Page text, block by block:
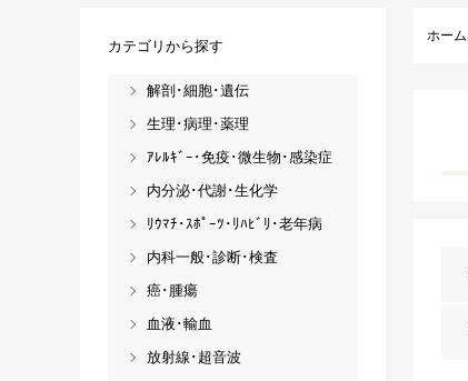
ホーム
カテゴリから探す
解剖･細胞･遺伝
生理･病理･薬理
ｱﾚﾙｷﾞｰ･免疫･微生物･感染症
内分泌･代謝･生化学
ﾘｳﾏﾁ･ｽﾎﾟｰﾂ･ﾘﾊﾋﾞﾘ･老年病
内科一般･診断･検査
癌･腫瘍
血液･輸血
放射線･超音波